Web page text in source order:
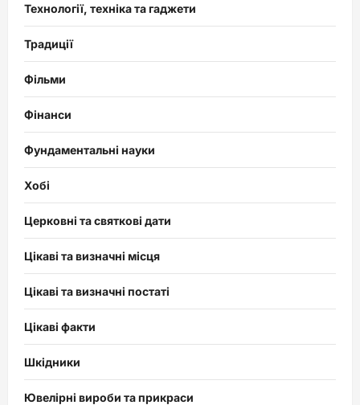
Технології, техніка та гаджети
Традиції
Фільми
Фінанси
Фундаментальні науки
Хобі
Церковні та святкові дати
Цікаві та визначні місця
Цікаві та визначні постаті
Цікаві факти
Шкідники
Ювелірні вироби та прикраси